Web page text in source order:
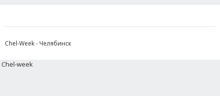
Chel-Week - Челябинск
Chel-week